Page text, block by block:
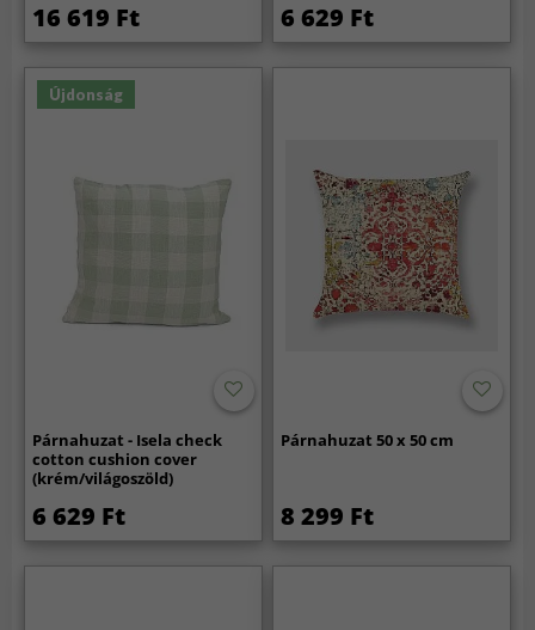
16 619 Ft 6 629 Ft
Újdonság
Párnahuzat - Isela check
cotton cushion cover
(krém/világoszöld)
6 629 Ft
Párnahuzat 50 x 50 cm
8 299 Ft